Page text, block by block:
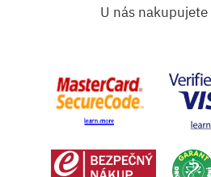
U nás nakupujete